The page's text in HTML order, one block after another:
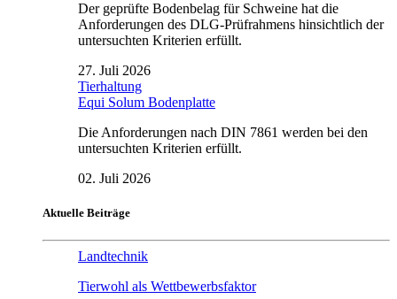
Der geprüfte Bodenbelag für Schweine hat die
Anforderungen des DLG-Prüfrahmens hinsichtlich der
untersuchten Kriterien erfüllt.
27. Juli 2026
Tierhaltung
Equi Solum Bodenplatte
Die Anforderungen nach DIN 7861 werden bei den
untersuchten Kriterien erfüllt.
02. Juli 2026
Aktuelle Beiträge
Landtechnik
Tierwohl als Wettbewerbsfaktor